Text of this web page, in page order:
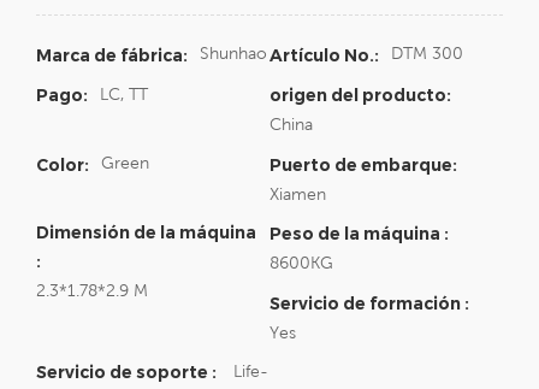
Marca de fábrica: ShunhaoArtículo No.: DTM 300
Pago: LC, TT origen del producto:
China
Color: Green Puerto de embarque:
Xiamen
Dimensión de la máquina
:
2.3*1.78*2.9 M
Peso de la máquina :
8600KG
Servicio de formación :
Yes
Servicio de soporte :
Life-